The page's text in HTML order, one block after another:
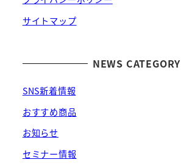
サイトマップ
NEWS CATEGORY
SNS新着情報
おすすめ商品
お知らせ
セミナー情報